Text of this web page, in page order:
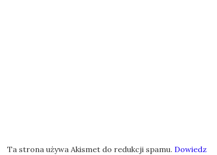
Ta strona używa Akismet do redukcji spamu. Dowiedz